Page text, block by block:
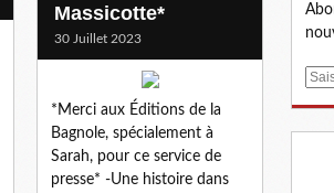
Massicotte*
30 Juillet 2023
*Merci aux Éditions de la
Bagnole, spécialement à
Sarah, pour ce service de
presse* -Une histoire dans
E